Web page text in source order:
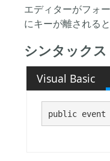
エディターがフォ
にキーが離される
シンタックス
Visual Basic
public event